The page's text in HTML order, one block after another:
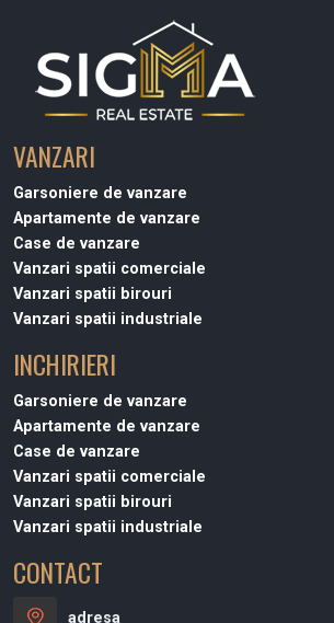
VANZARI
Garsoniere de vanzare
Apartamente de vanzare
Case de vanzare
Vanzari spatii comerciale
Vanzari spatii birouri
Vanzari spatii industriale
INCHIRIERI
Garsoniere de vanzare
Apartamente de vanzare
Case de vanzare
Vanzari spatii comerciale
Vanzari spatii birouri
Vanzari spatii industriale
CONTACT
adresa